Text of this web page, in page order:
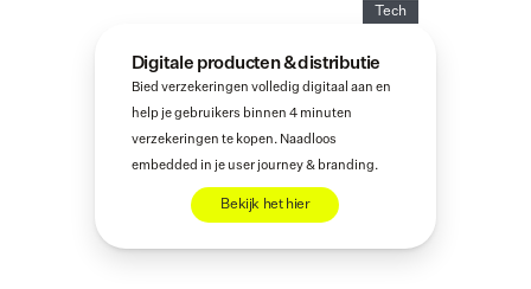
Tech
Digitale producten & distributie
Bied verzekeringen volledig digitaal aan en
help je gebruikers binnen 4 minuten
verzekeringen te kopen. Naadloos
embedded in je user journey & branding.
Bekijk het hier